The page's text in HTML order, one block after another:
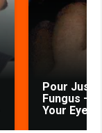
Pour Just
Fungus —
Your Eyes